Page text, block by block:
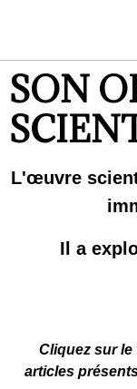
SON
L'œuvre
Il a
Cliquez sur
articles